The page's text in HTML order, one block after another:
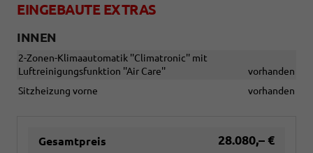
EINGEBAUTE EXTRAS
INNEN
2-Zonen-Klimaautomatik ''Climatronic'' mit
Luftreinigungsfunktion ''Air Care''
vorhanden
Sitzheizung vorne
vorhanden
Gesamtpreis 28.080,– €